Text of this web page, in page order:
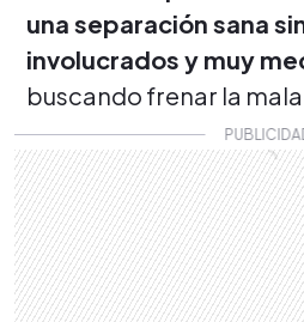
una separación sana
involucrados y muy
buscando frenar la